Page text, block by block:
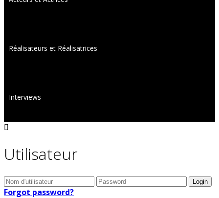
Réalisateurs et Réalisatrices
Interviews
Utilisateur
Forgot password?